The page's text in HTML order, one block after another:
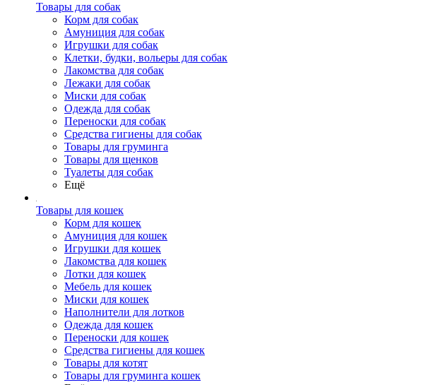
Товары для собак
Корм для собак
Амуниция для собак
Игрушки для собак
Клетки, будки, вольеры для собак
Лакомства для собак
Лежаки для собак
Миски для собак
Одежда для собак
Переноски для собак
Средства гигиены для собак
Товары для груминга
Товары для щенков
Туалеты для собак
Ещё
Товары для кошек
Корм для кошек
Амуниция для кошек
Игрушки для кошек
Лакомства для кошек
Лотки для кошек
Мебель для кошек
Миски для кошек
Наполнители для лотков
Одежда для кошек
Переноски для кошек
Средства гигиены для кошек
Товары для котят
Товары для груминга кошек